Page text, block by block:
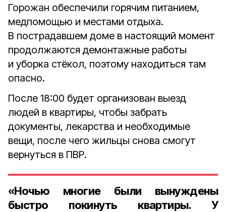
Горожан обеспечили горячим питанием,
медпомощью и местами отдыха.
В пострадавшем доме в настоящий момент
продолжаются демонтажные работы
и уборка стёкол, поэтому находиться там
опасно.
После 18:00 будет организован выезд
людей в квартиры, чтобы забрать
документы, лекарства и необходимые
вещи, после чего жильцы снова смогут
вернуться в ПВР.
«Ночью многие были вынуждены
быстро покинуть квартиры. У